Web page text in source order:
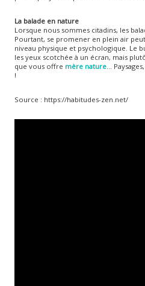
La balade en nature
Lorsque nous sommes citadins, les
Pourtant, se promener en plein air
niveau physique et psychologique. Le
les yeux scotchée à un écran, mais
que vous offre mère nature…
!
Source : https://habitudes-zen.net/